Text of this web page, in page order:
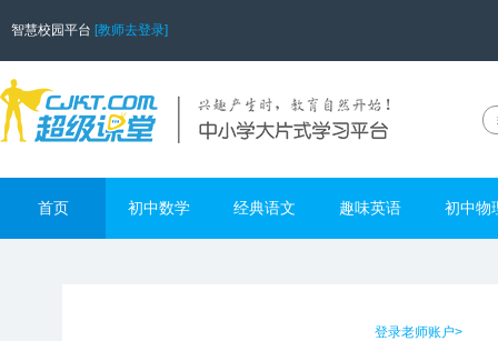
智慧校园平台 [教师去登录]
首页 初中数学 经典语文 趣味英语 初中物
登录老师账户>